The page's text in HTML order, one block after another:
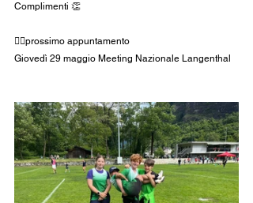
Complimenti 👏
👉🏻prossimo appuntamento
Giovedì 29 maggio Meeting Nazionale Langenthal